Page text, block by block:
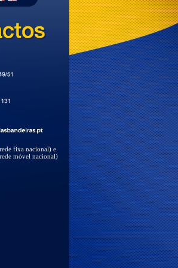
fixa nacional) e
móvel nacional)